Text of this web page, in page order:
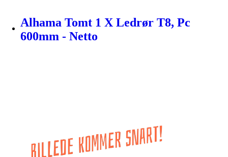
Alhama Tomt 1 X Ledrør T8, Pc
600mm - Netto